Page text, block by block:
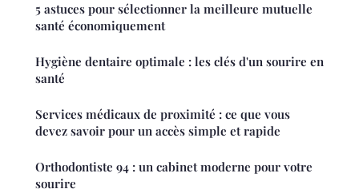
5 astuces pour sélectionner la meilleure mutuelle
santé économiquement
Hygiène dentaire optimale : les clés d'un sourire en
santé
Services médicaux de proximité : ce que vous
devez savoir pour un accès simple et rapide
Orthodontiste 94 : un cabinet moderne pour votre
sourire